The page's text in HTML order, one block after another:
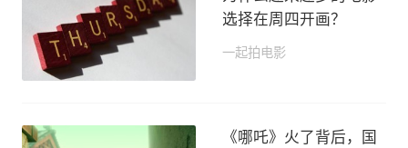
选择在周四开画？
一起拍电影
《哪吒》火了背后，国